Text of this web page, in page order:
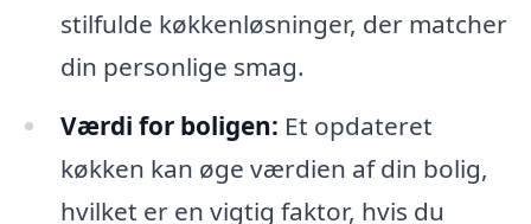
stilfulde køkkenløsninger, der matcher
din personlige smag.
Værdi for boligen: Et opdateret
køkken kan øge værdien af din bolig,
hvilket er en vigtig faktor, hvis du